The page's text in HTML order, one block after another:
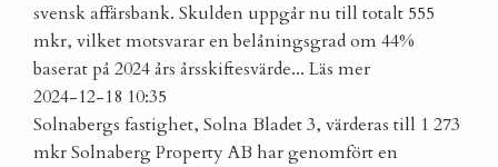
svensk affärsbank. Skulden uppgår nu till totalt 555
mkr, vilket motsvarar en belåningsgrad om 44%
baserat på 2024 års årsskiftesvärde... Läs mer
2024-12-18 10:35
Solnabergs fastighet, Solna Bladet 3, värderas till 1 273
mkrSolnaberg Property AB har genomfört en